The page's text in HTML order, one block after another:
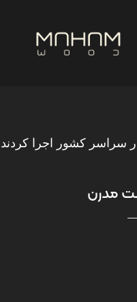
سراسر کشور اجرا
مدرن